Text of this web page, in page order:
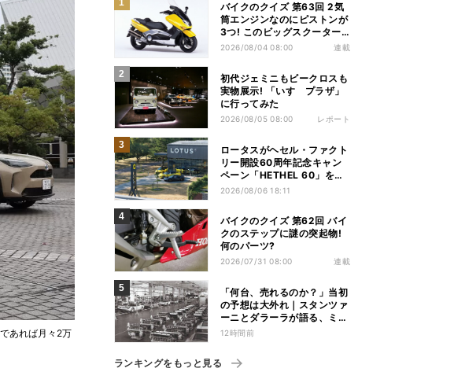
あれば月々2万
バイクのクイズ 第63回 2気
筒エンジンなのにピストンが
3つ! このビッグスクーター
の名前は?
2026/08/04 08:00 連載
初代ジェミニもビークロスも
実物展示! 「いすゞプラザ」
に行ってみた
2026/08/05 08:00 レポート
ロータスがヘセル・ファクト
リー開設60周年記念キャン
ペーン「HETHEL 60」を実
施
2026/08/06 18:11
バイクのクイズ 第62回 バイ
クのステップに謎の突起物!
何のパーツ?
2026/07/31 08:00 連載
「何台、売れるのか？」当初
の予想は大外れ｜スタンツァ
ーニとダラーラが語る、ミウ
ラ誕生のとき【後編】
12時間前
ランキングをもっと見る